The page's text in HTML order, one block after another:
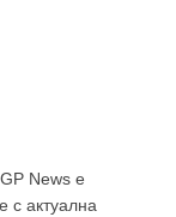
News е
с актуална